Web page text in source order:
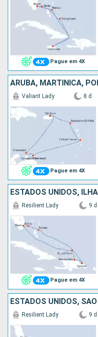
Pague em 4X
ARUBA, MARTINICA,
Pague em 4X
Valiant Lady 8 d
Pague em 4X
Resilient Lady 9 d
Resilient Lady 9 d